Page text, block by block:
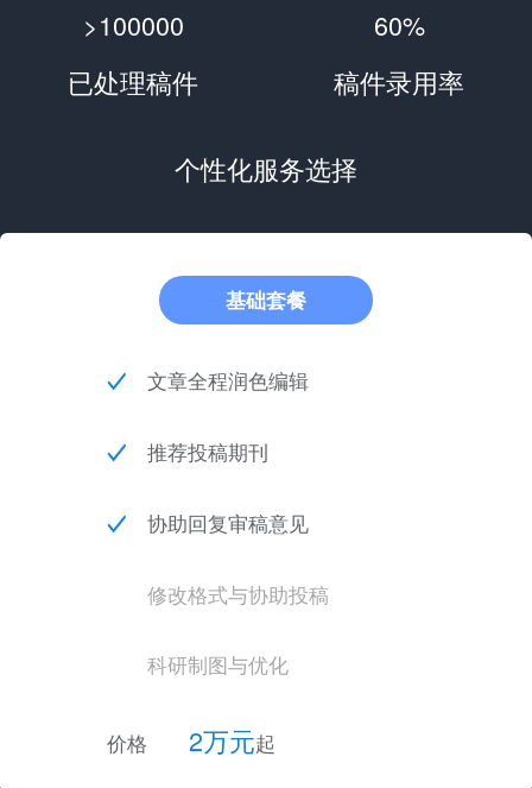
>100000
已处理稿件
60%
稿件录用率
个性化服务选择
基础套餐
文章全程润色编辑
推荐投稿期刊
协助回复审稿意见
修改格式与协助投稿
科研制图与优化
价格 2万元起